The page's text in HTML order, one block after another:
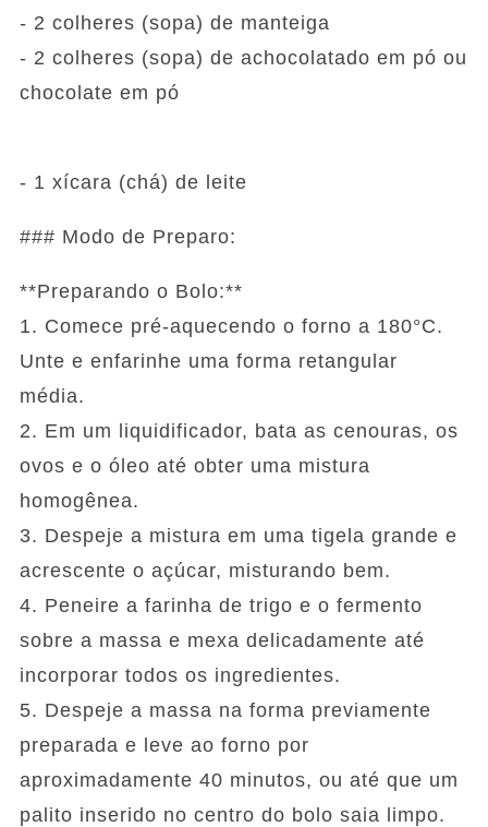
- 2 colheres (sopa) de manteiga
- 2 colheres (sopa) de achocolatado em pó ou
chocolate em pó
- 1 xícara (chá) de leite
### Modo de Preparo:
**Preparando o Bolo:**
1. Comece pré-aquecendo o forno a 180°C.
Unte e enfarinhe uma forma retangular
média.
2. Em um liquidificador, bata as cenouras, os
ovos e o óleo até obter uma mistura
homogênea.
3. Despeje a mistura em uma tigela grande e
acrescente o açúcar, misturando bem.
4. Peneire a farinha de trigo e o fermento
sobre a massa e mexa delicadamente até
incorporar todos os ingredientes.
5. Despeje a massa na forma previamente
preparada e leve ao forno por
aproximadamente 40 minutos, ou até que um
palito inserido no centro do bolo saia limpo.